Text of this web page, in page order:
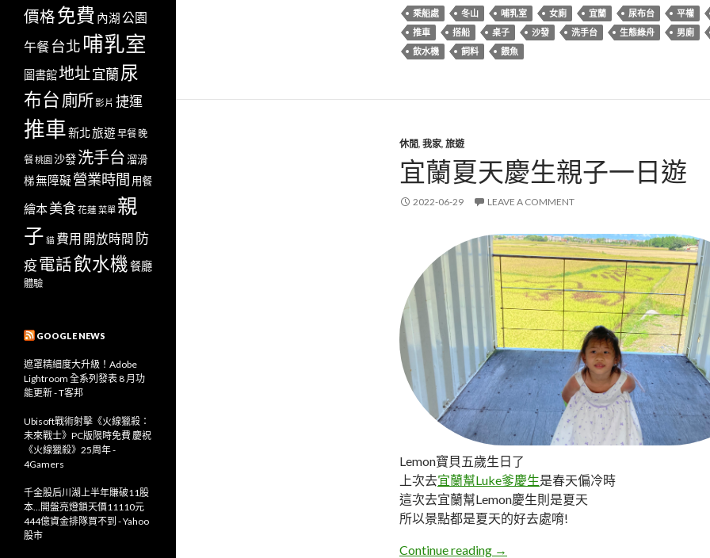
乘船處 冬山 哺乳室 女廁 宜蘭 尿布台
平權
推車
搭船 桌子 沙發 洗手台 生態綠舟
男廁
飲水機
飼料 餵魚
休閒, 我家, 旅遊
宜蘭夏天慶生親子一日遊
2022-06-29 LEAVE A COMMENT
Lemon寶貝五歲生日了
上次去宜蘭幫Luke爹慶生是春天偏冷時
這次去宜蘭幫Lemon慶生則是夏天
所以景點都是夏天的好去處唷!
Continue reading 宜蘭夏天慶生親子一日遊
→
價格免費 內湖 公園
午餐 台北 哺乳室
圖書館地址宜蘭尿
布台 廁所影片 捷運
推車新北旅遊 早餐 晚
餐桃園 沙發洗手台溜滑
梯無障礙 營業時間 用餐
繪本美食花蓮 菜單 親
子 貓 費用 開放時間 防
疫電話飲水機餐廳
體驗
GOOGLE NEWS
遮罩精細度大升級！Adobe
Lightroom 全系列發表 8 月功
能更新 - T客邦
Ubisoft戰術射擊《火線獵殺：
未來戰士》PC版限時免費 慶祝
《火線獵殺》25周年 -
4Gamers
千金股后川湖上半年賺破11股
本...開盤亮燈鎖天價11110元
444億資金排隊買不到 - Yahoo
股市